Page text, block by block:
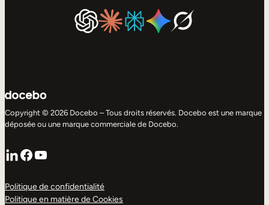
Copyright © 2026 Docebo – Tous droits réservés. Docebo est une marque
déposée ou une marque commerciale de Docebo.
LinkedIn
Facebook
YouTube
Politique de confidentialité
Politique en matière de Cookies